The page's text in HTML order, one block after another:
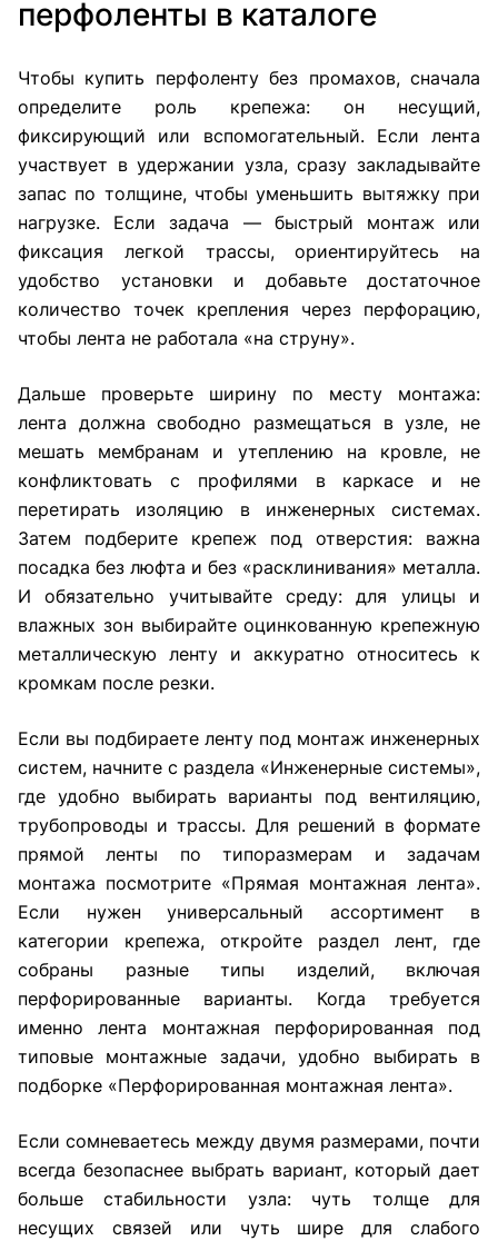
перфоленты в каталоге
Чтобы купить перфоленту без промахов, сначала
определите роль крепежа: он несущий,
фиксирующий или вспомогательный. Если лента
участвует в удержании узла, сразу закладывайте
запас по толщине, чтобы уменьшить вытяжку при
нагрузке. Если задача — быстрый монтаж или
фиксация легкой трассы, ориентируйтесь на
удобство установки и добавьте достаточное
количество точек крепления через перфорацию,
чтобы лента не работала «на струну».
Дальше проверьте ширину по месту монтажа:
лента должна свободно размещаться в узле, не
мешать мембранам и утеплению на кровле, не
конфликтовать с профилями в каркасе и не
перетирать изоляцию в инженерных системах.
Затем подберите крепеж под отверстия: важна
посадка без люфта и без «расклинивания» металла.
И обязательно учитывайте среду: для улицы и
влажных зон выбирайте оцинкованную крепежную
металлическую ленту и аккуратно относитесь к
кромкам после резки.
Если вы подбираете ленту под монтаж инженерных
систем, начните с раздела «Инженерные системы»,
где удобно выбирать варианты под вентиляцию,
трубопроводы и трассы. Для решений в формате
прямой ленты по типоразмерам и задачам
монтажа посмотрите «Прямая монтажная лента».
Если нужен универсальный ассортимент в
категории крепежа, откройте раздел лент, где
собраны разные типы изделий, включая
перфорированные варианты. Когда требуется
именно лента монтажная перфорированная под
типовые монтажные задачи, удобно выбирать в
подборке «Перфорированная монтажная лента».
Если сомневаетесь между двумя размерами, почти
всегда безопаснее выбрать вариант, который дает
больше стабильности узла: чуть толще для
несущих связей или чуть шире для слабого